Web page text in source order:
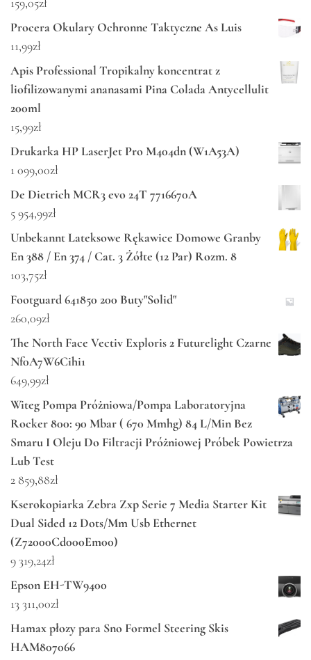
Procera Okulary Ochronne Taktyczne As Luis
11,99zł
Apis Professional Tropikalny koncentrat z
liofilizowanymi ananasami Pina Colada Antycellulit
200ml
15,99zł
Drukarka HP LaserJet Pro M404dn (W1A53A)
1 099,00zł
De Dietrich MCR3 evo 24T 7716670A
5 954,99zł
Unbekannt Lateksowe Rękawice Domowe Granby
En 388 / En 374 / Cat. 3 Żółte (12 Par) Rozm. 8
103,75zł
Footguard 641850 200 Buty"Solid"
260,09zł
The North Face Vectiv Exploris 2 Futurelight Czarne
Nf0A7W6Cihi1
649,99zł
Witeg Pompa Próżniowa/Pompa Laboratoryjna
Rocker 800: 90 Mbar ( 670 Mmhg) 84 L/Min Bez
Smaru I Oleju Do Filtracji Próżniowej Próbek Powietrza
Lub Test
2 859,88zł
Kserokopiarka Zebra Zxp Serie 7 Media Starter Kit
Dual Sided 12 Dots/Mm Usb Ethernet
(Z72000Cd000Em00)
9 319,24zł
Epson EH-TW9400
13 311,00zł
Hamax płozy para Sno Formel Steering Skis
HAM807066